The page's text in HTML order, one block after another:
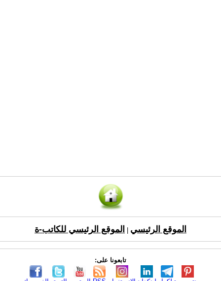
الموقع الرئيسي الموقع الرئيسي للكاتب-ة
تابعونا على: